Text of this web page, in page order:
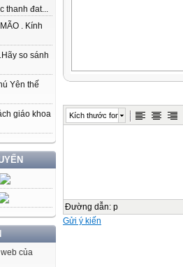
thanh đat...
. Kính
so sánh
Yên thế
giáo khoa
của
Kích thước font
Đường dẫn: p
Gửi ý kiến